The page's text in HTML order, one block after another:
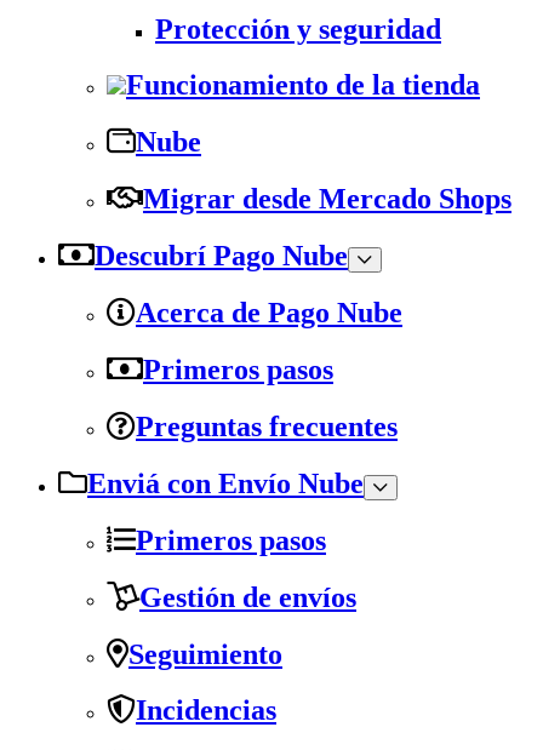
Protección y seguridad
Funcionamiento de la tienda
Nube
Migrar desde Mercado Shops
Descubrí Pago Nube
Acerca de Pago Nube
Primeros pasos
Preguntas frecuentes
Enviá con Envío Nube
Primeros pasos
Gestión de envíos
Seguimiento
Incidencias